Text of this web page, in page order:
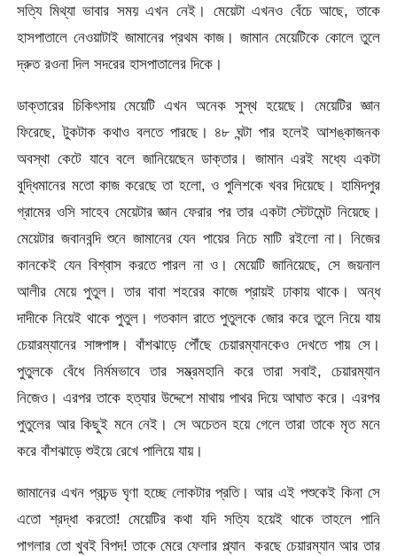
সত্যি মিথ্যা ভাবার সময় এখন নেই। মেয়েটা এখনও বেঁচে আছে, তাকে
হাসপাতালে নেওয়াটাই জামানের প্রথম কাজ। জামান মেয়েটিকে কোলে তুলে
দ্রুত রওনা দিল সদরের হাসপাতালের দিকে।
ডাক্তারের চিকিৎসায় মেয়েটি এখন অনেক সুস্থ হয়েছে। মেয়েটির জ্ঞান
ফিরেছে, টুকটাক কথাও বলতে পারছে। ৪৮ ঘন্টা পার হলেই আশঙ্কাজনক
অবস্থা কেটে যাবে বলে জানিয়েছেন ডাক্তার। জামান এরই মধ্যে একটা
বুদ্ধিমানের মতো কাজ করেছে তা হলো, ও পুলিশকে খবর দিয়েছে। হামিদপুর
গ্রামের ওসি সাহেব মেয়েটার জ্ঞান ফেরার পর তার একটা স্টেটমেন্ট নিয়েছে।
মেয়েটার জবানবন্দি শুনে জামানের যেন পায়ের নিচে মাটি রইলো না। নিজের
কানকেই যেন বিশ্বাস করতে পারল না ও। মেয়েটি জানিয়েছে, সে জয়নাল
আলীর মেয়ে পুতুল। তার বাবা শহরের কাজে প্রায়ই ঢাকায় থাকে। অন্ধ
দাদীকে নিয়েই থাকে পুতুল। গতকাল রাতে পুতুলকে জোর করে তুলে নিয়ে যায়
চেয়ারম্যানের সাঙ্গপাঙ্গ। বাঁশঝাড়ে পৌঁছে চেয়ারম্যানকেও দেখতে পায় সে।
পুতুলকে বেঁধে নির্মমভাবে তার সম্ভ্রমহানি করে তারা সবাই, চেয়ারম্যান
নিজেও। এরপর তাকে হত্যার উদ্দেশে মাথায় পাথর দিয়ে আঘাত করে। এরপর
পুতুলের আর কিছুই মনে নেই। সে অচেতন হয়ে গেলে তারা তাকে মৃত মনে
করে বাঁশঝাড়ে শুইয়ে রেখে পালিয়ে যায়।
জামানের এখন প্রচন্ড ঘৃণা হচ্ছে লোকটার প্রতি। আর এই পশুকেই কিনা সে
এতো শ্রদ্ধা করতো! মেয়েটির কথা যদি সত্যি হয়েই থাকে তাহলে পানি
পাগলার তো খুবই বিপদ! তাকে মেরে ফেলার প্ল্যান করছে চেয়ারম্যান আর তার